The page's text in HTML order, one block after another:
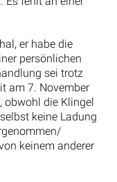
er habe die
persönlichen
sei trotz
am 7. November
die Klingel
keine Ladung
keinem anderer